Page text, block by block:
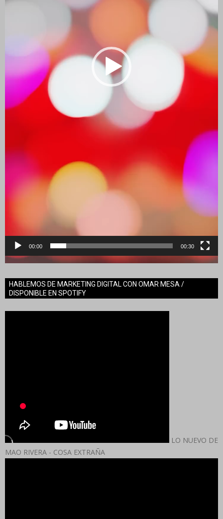
00:00 00:30
HABLEMOS DE MARKETING DIGITAL CON OMAR MESA /
DISPONIBLE EN SPOTIFY
LO NUEVO DE
MAO RIVERA - COSA EXTRAÑA